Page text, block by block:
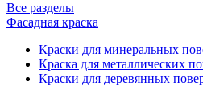
Все разделы
Фасадная краска
Краски для минеральных
Краска для металлических
Краски для деревянных